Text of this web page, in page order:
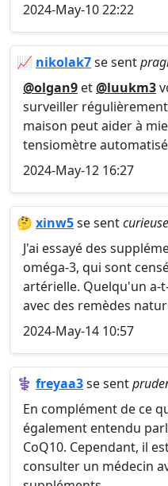
2024-May-10 22:22
📈 nikolak7se sent
@olgan9 et@luukm3
surveiller
maison peut aider à
tensiomètre
2024-May-12 16:27
🤔 xinw5se sentcurieuse
J'ai essayé des
oméga-3, qui sont
artérielle. Quelqu'un a-
avec des remèdes
2024-May-14 10:57
⚕️ freyaa3se sent
En complément de ce
également entendu
CoQ10. Cependant, il
consulter un médecin